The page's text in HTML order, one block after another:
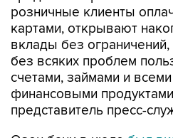
розничные клиенты
картами, открывают
вклады без
без всяких проблем
счетами, займами и
финансовыми
представитель пресс-